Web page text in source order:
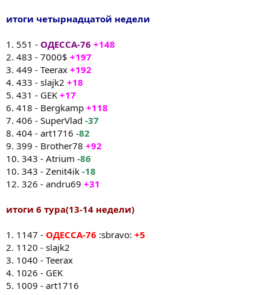
итоги четырнадцатой недели
1. 551 - ОДЕССА-76 +148
2. 483 - 7000$ +197
3. 449 - Teerax +192
4. 433 - slajk2 +18
5. 431 - GEK +17
6. 418 - Bergkamp +118
7. 406 - SuperVlad -37
8. 404 - art1716 -82
9. 399 - Brother78 +92
10. 343 - Atrium -86
10. 343 - Zenit4ik -18
12. 326 - andru69 +31
итоги 6 тура(13-14 недели)
1. 1147 - ОДЕССА-76 :sbravo: +5
2. 1120 - slajk2
3. 1040 - Teerax
4. 1026 - GEK
5. 1009 - art1716